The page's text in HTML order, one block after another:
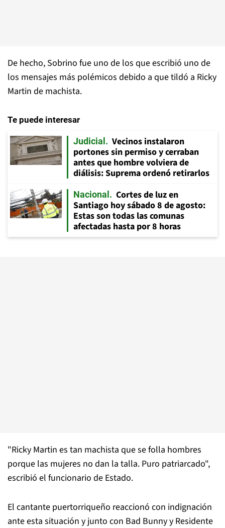
De hecho, Sobrino fue uno de los que escribió uno de
los mensajes más polémicos debido a que tildó a Ricky
Martin de machista.
Te puede interesar
Judicial
Vecinos instalaron
portones sin permiso y cerraban
antes que hombre volviera de
diálisis: Suprema ordenó retirarlos
Nacional
Cortes de luz en
Santiago hoy sábado 8 de agosto:
Estas son todas las comunas
afectadas hasta por 8 horas
"Ricky Martin es tan machista que se folla hombres
porque las mujeres no dan la talla. Puro patriarcado",
escribió el funcionario de Estado.
El cantante puertorriqueño reaccionó con indignación
ante esta situación y junto con Bad Bunny y Residente